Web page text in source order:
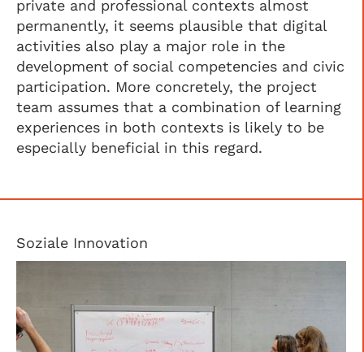
private and professional contexts almost
permanently, it seems plausible that digital
activities also play a major role in the
development of social competencies and civic
participation. More concretely, the project
team assumes that a combination of learning
experiences in both contexts is likely to be
especially beneficial in this regard.
Soziale Innovation